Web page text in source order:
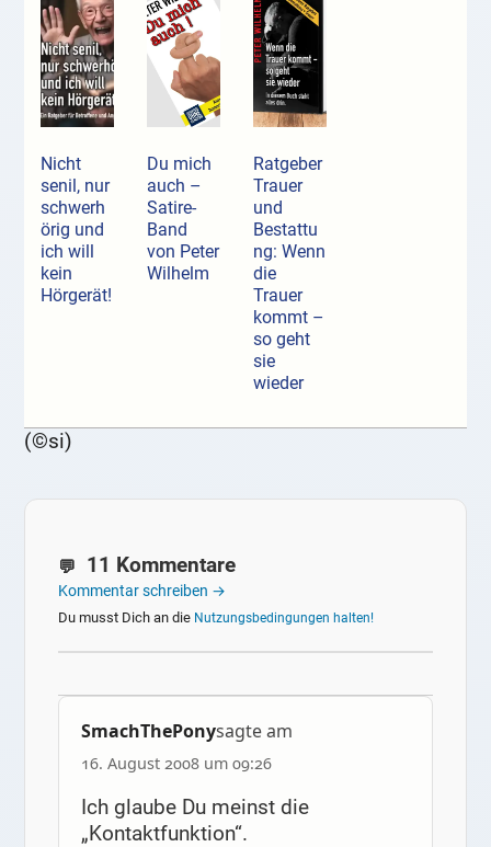
Nicht
senil, nur
schwerh
örig und
ich will
kein
Hörgerät!
Du mich
auch –
Satire-
Band
von Peter
Wilhelm
Ratgeber
Trauer
und
Bestattu
ng: Wenn
die
Trauer
kommt –
so geht
sie
wieder
(©si)
11 Kommentare
Kommentar schreiben →
Du musst Dich an die Nutzungsbedingungen halten!
SmachThePonysagte am
16. August 2008 um 09:26
Ich glaube Du meinst die
„Kontaktfunktion“.